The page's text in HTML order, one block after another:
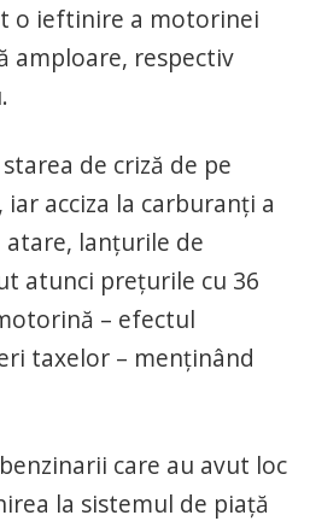
o ieftinire a motorinei
amploare, respectiv
de criză de pe
acciza la carburanți a
atare, lanțurile de
atunci prețurile cu 36
– efectul
taxelor – menținând
care au avut loc
la sistemul de piață